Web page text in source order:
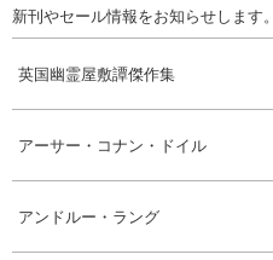
新刊やセール情報をお知らせします。
英国幽霊屋敷譚傑作集
アーサー・コナン・ドイル
アンドルー・ラング